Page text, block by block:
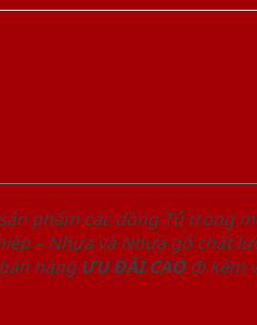
phẩm các dòng Tủ trong
– Nhựa và Nhựa gỗ chất
hàng ƯU ĐÃI CAOđi kèm